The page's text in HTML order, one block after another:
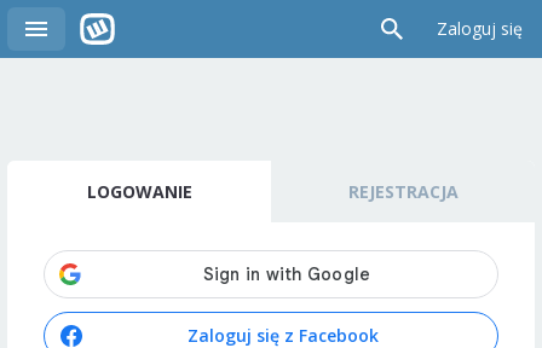
Zaloguj się
LOGOWANIE REJESTRACJA
Zaloguj się z Facebook